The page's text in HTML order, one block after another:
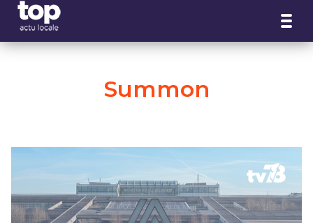
Summon
Panneau de gestion des cookies